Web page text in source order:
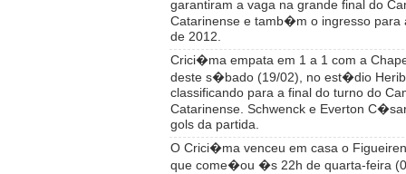
garantiram a vaga na grande final do
Catarinense e tamb�m o ingresso para
de 2012.
Crici�ma empata em 1 a 1 com a
deste s�bado (19/02), no est�dio
classificando para a final do turno do
Catarinense. Schwenck e Everton
gols da partida.
O Crici�ma venceu em casa o
que come�ou �s 22h de quarta-feira